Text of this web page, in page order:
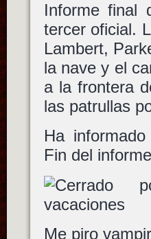
Informe final
tercer oficial.
Lambert,
la nave y el
a la frontera
las patrullas
Ha
Fin del
Me piro